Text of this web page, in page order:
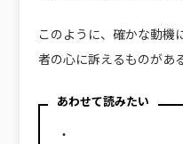
このように、確かな動機
者の心に訴えるものがあ
あわせて読みたい
・